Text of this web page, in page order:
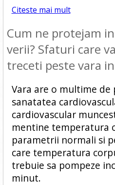
Citeste mai mult
Cum ne protejam
verii? Sfaturi care
treceti peste vara
Vara are o multime
sanatatea
cardiovascular
mentine temperatura
parametrii normali si
care temperatura
trebuie sa pompeze
minut.